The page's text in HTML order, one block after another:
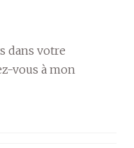
dans votre
vous à mon